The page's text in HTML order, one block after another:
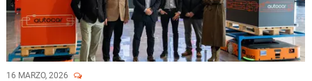
16 MARZO, 2026